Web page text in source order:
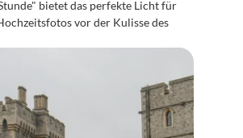
bietet das perfekte Licht für
vor der Kulisse des